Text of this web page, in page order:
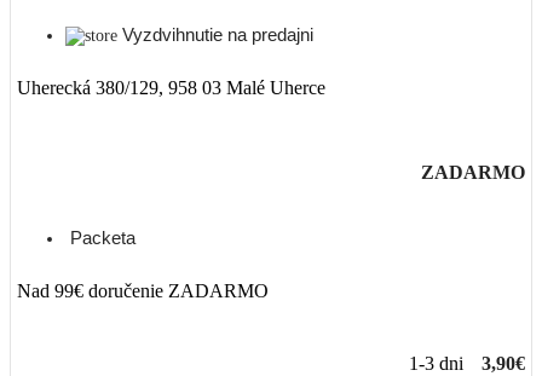
Vyzdvihnutie na predajni
Uherecká 380/129, 958 03 Malé Uherce
ZADARMO
Packeta
Nad 99€ doručenie ZADARMO
1-3 dni 3,90€